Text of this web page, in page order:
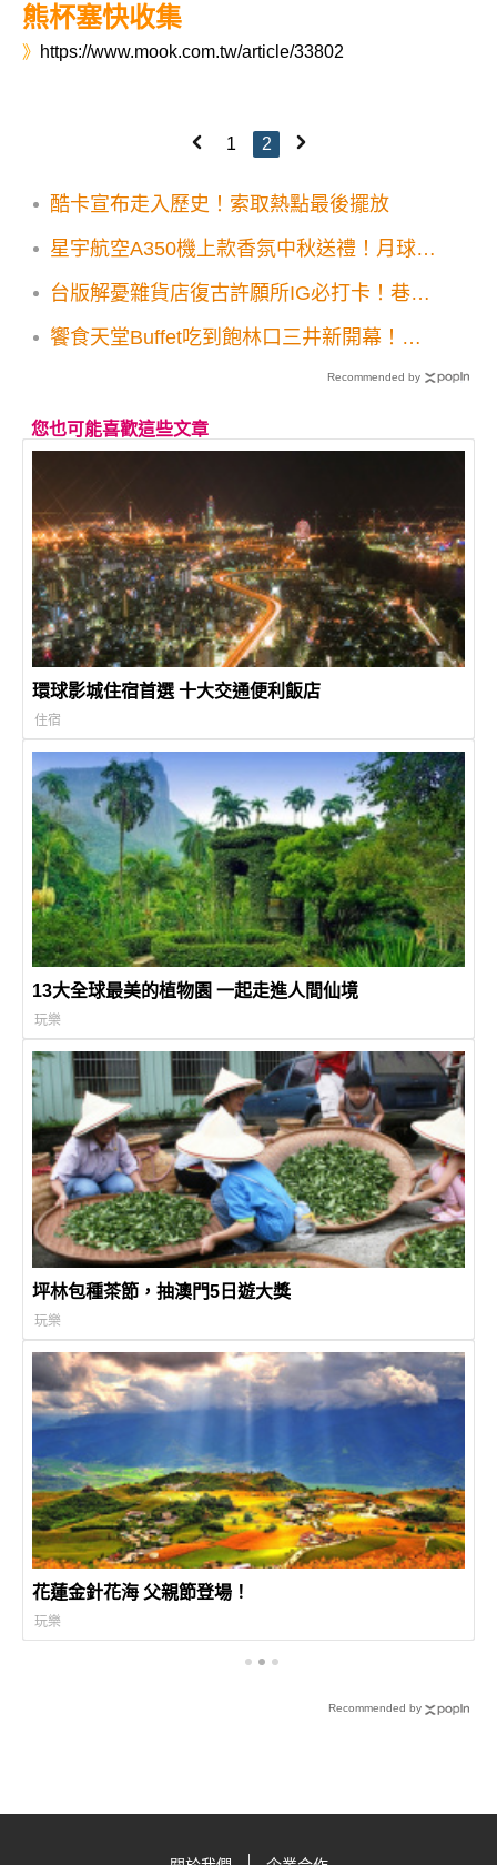
熊杯塞快收集
》 https://www.mook.com.tw/article/33802
1 2
酷卡宣布走入歷史！索取熱點最後擺放
星宇航空A350機上款香氛中秋送禮！月球概
台版解憂雜貨店復古許願所IG必打卡！巷弄
饗食天堂Buffet吃到飽林口三井新開幕！雪
Recommended by
您也可能喜歡這些文章
環球影城住宿首選 十大交通便利飯店
住宿
13大全球最美的植物園 一起走進人間仙境
玩樂
坪林包種茶節，抽澳門5日遊大獎
玩樂
花蓮金針花海 父親節登場！
玩樂
Recommended by